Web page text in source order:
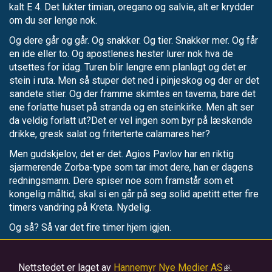
kalt E 4. Det lukter timian, oregano og salvie, alt er krydder
om du ser lenge nok.
Og dere går og går. Og snakker. Og tier. Snakker mer. Og får
en ide eller to. Og apostlenes hester lurer nok hva de
utsettes for idag. Turen blir lengre enn planlagt og det er
stein i ruta. Men så stuper det ned i pinjeskog og der er det
sandete stier. Og der framme skimtes en taverna, bare det
ene forlatte huset på stranda og en steinkirke. Men alt ser
da veldig forlatt ut?Det er vel ingen som byr på læskende
drikke, gresk salat og friterterte calamares her?
Men gudskjelov, det er det. Agios Pavlov har en riktig
sjarmerende Zorba-type som tar imot dere, han er dagens
redningsmann. Dere spiser noe som framstår som et
kongelig måltid, skal si en går på seg solid apetitt etter fire
timers vandring på Kreta. Nydelig.
Og så? Så var det fire timer hjem igjen.
Nettstedet er laget av Hannemyr Nye Medier AS(link
.